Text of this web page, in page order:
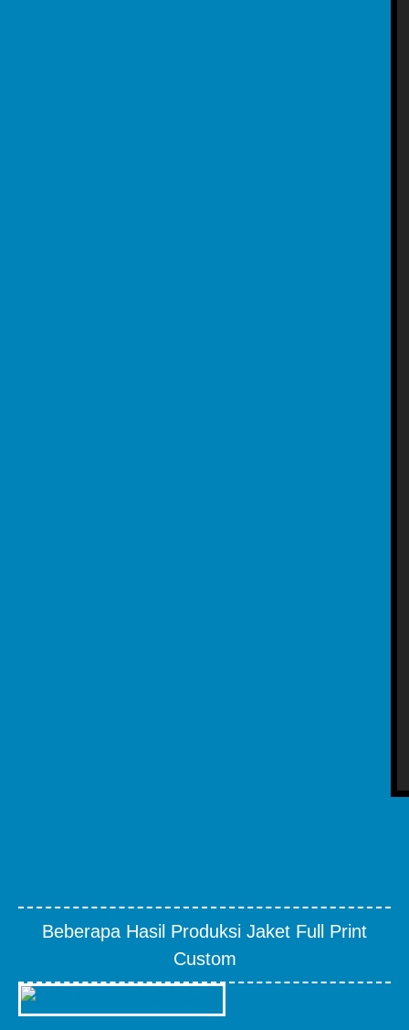
Beberapa Hasil Produksi Jaket Full Print
Custom